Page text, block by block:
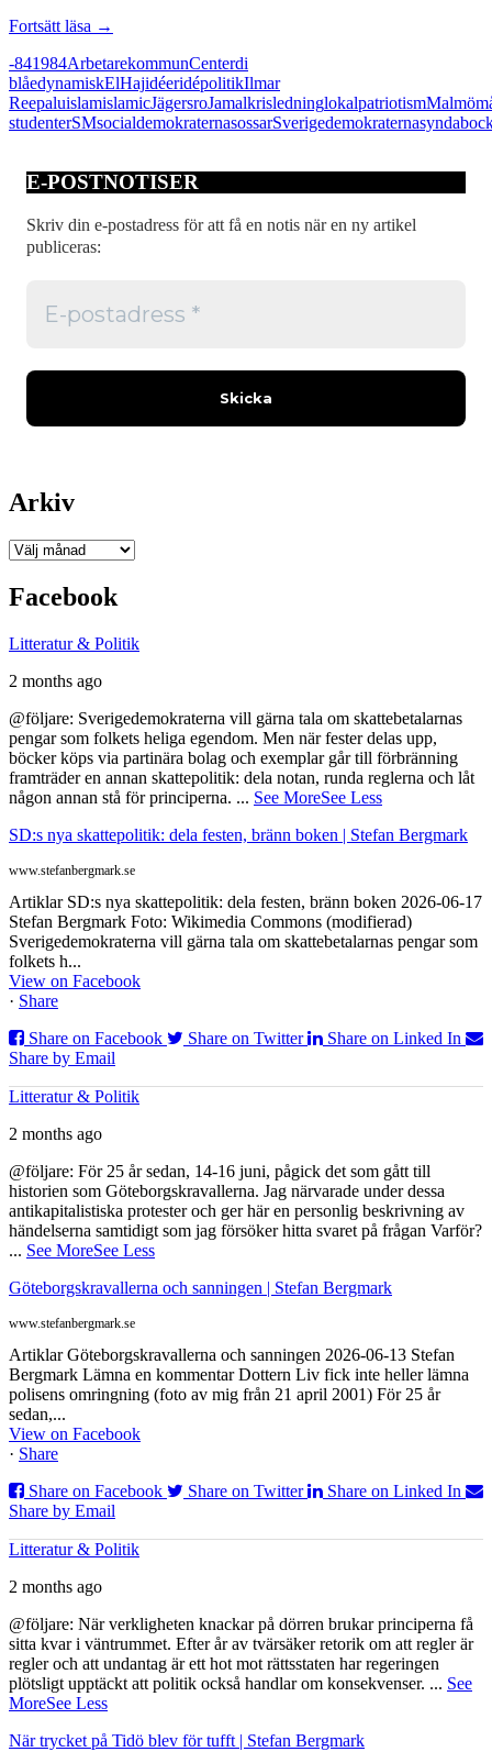
Fortsätt läsa Både
kakan
och
äta
den
→
-841984ArbetarekommunCenterdi
blåedynamiskElHajidéeridépolitikIlmar
ReepaluislamislamicJägersroJamalkrisledninglokalpatriotismMalmö
studenterSMsocialdemokraternasossarSverigedemokraterna
E-POSTNOTISER
Skriv din e-postadress för att få en notis när en ny artikel
publiceras:
Arkiv
Arkiv
Facebook
Litteratur & Politik
2 months ago
@följare: Sverigedemokraterna vill gärna tala om skattebetalarnas
pengar som folkets heliga egendom. Men när fester delas upp,
böcker köps via partinära bolag och exemplar går till förbränning
framträder en annan skattepolitik: dela notan, runda reglerna och låt
någon annan stå för principerna. ... See MoreSee Less
SD:s nya skattepolitik: dela festen, bränn boken | Stefan Bergmark
www.stefanbergmark.se
Artiklar SD:s nya skattepolitik: dela festen, bränn boken 2026-06-17
Stefan Bergmark Foto: Wikimedia Commons (modifierad)
Sverigedemokraterna vill gärna tala om skattebetalarnas pengar som
folkets h...
View on Facebook
· Share
Share on Facebook
Share on Twitter
Share on Linked In
Share by Email
Litteratur & Politik
2 months ago
@följare: För 25 år sedan, 14-16 juni, pågick det som gått till
historien som Göteborgskravallerna. Jag närvarade under dessa
antikapitalistiska protester och ger här en personlig beskrivning av
händelserna samtidigt som jag försöker hitta svaret på frågan Varför?
... See MoreSee Less
Göteborgskravallerna och sanningen | Stefan Bergmark
www.stefanbergmark.se
Artiklar Göteborgskravallerna och sanningen 2026-06-13 Stefan
Bergmark Lämna en kommentar Dottern Liv fick inte heller lämna
polisens omringning (foto av mig från 21 april 2001) För 25 år
sedan,...
View on Facebook
· Share
Share on Facebook
Share on Twitter
Share on Linked In
Share by Email
Litteratur & Politik
2 months ago
@följare: När verkligheten knackar på dörren brukar principerna få
sitta kvar i väntrummet. Efter år av tvärsäker retorik om att regler är
regler och att undantag är ett hot mot rättsstaten har regeringen
plötsligt upptäckt att politik också handlar om konsekvenser. ... See
MoreSee Less
När trycket på Tidö blev för tufft | Stefan Bergmark